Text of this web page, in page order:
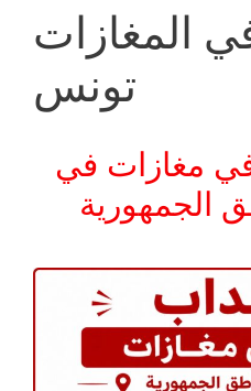
المغازات
تونس
في مغازات في
الجمهورية